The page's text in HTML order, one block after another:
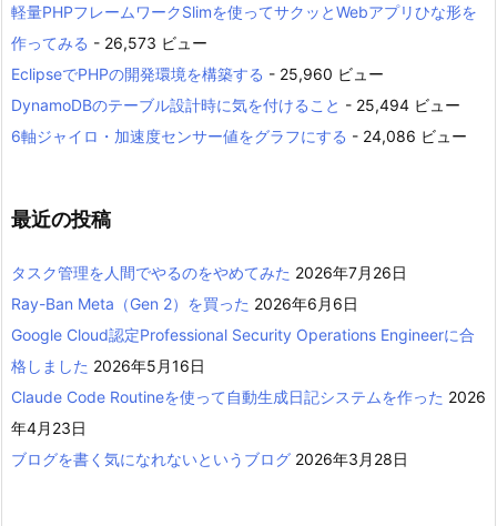
軽量PHPフレームワークSlimを使ってサクッとWebアプリひな形を
作ってみる - 26,573 ビュー
EclipseでPHPの開発環境を構築する - 25,960 ビュー
DynamoDBのテーブル設計時に気を付けること - 25,494 ビュー
6軸ジャイロ・加速度センサー値をグラフにする - 24,086 ビュー
最近の投稿
タスク管理を人間でやるのをやめてみた 2026年7月26日
Ray-Ban Meta（Gen 2）を買った 2026年6月6日
Google Cloud認定Professional Security Operations Engineerに合
格しました 2026年5月16日
Claude Code Routineを使って自動生成日記システムを作った 2026
年4月23日
ブログを書く気になれないというブログ 2026年3月28日